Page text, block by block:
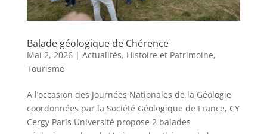
Balade géologique de Chérence
Mai 2, 2026| Actualités, Histoire et Patrimoine,
Tourisme
A l’occasion des Journées Nationales de la Géologie
coordonnées par la Société Géologique de France, CY
Cergy Paris Université propose 2 balades